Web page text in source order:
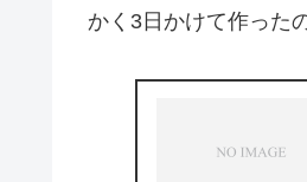
かく3日かけて作った